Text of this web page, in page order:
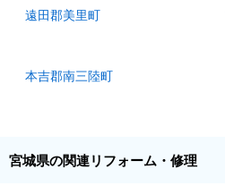
遠田郡美里町
本吉郡南三陸町
宮城県の関連リフォーム・修理